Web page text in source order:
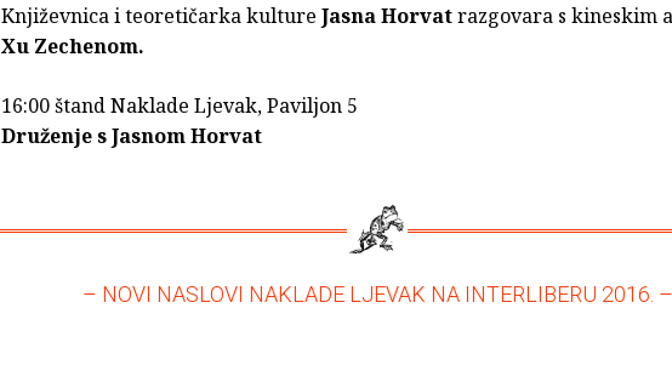
Književnica i teoretičarka kulture Jasna Horvatrazgovara s kineskim
Xu Zechenom.
16:00 štand Naklade Ljevak, Paviljon 5
Druženje s Jasnom Horvat
– NOVI NASLOVI NAKLADE LJEVAK NA INTERLIBERU 2016. –